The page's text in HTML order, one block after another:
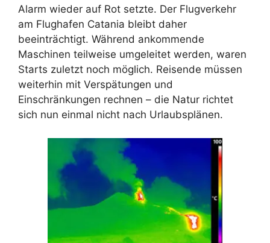
Alarm wieder auf Rot setzte. Der Flugverkehr
am Flughafen Catania bleibt daher
beeinträchtigt. Während ankommende
Maschinen teilweise umgeleitet werden, waren
Starts zuletzt noch möglich. Reisende müssen
weiterhin mit Verspätungen und
Einschränkungen rechnen – die Natur richtet
sich nun einmal nicht nach Urlaubsplänen.